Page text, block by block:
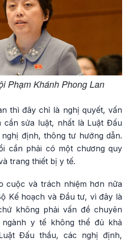
Phạm Khánh Phong Lan
thì đây chỉ là nghị quyết, vấn
sửa luật, nhất là Luật Đấu
định, thông tư hướng dẫn.
cần phải có một chương quy
trang thiết bị y tế.
cuộc và trách nhiệm hơn nữa
Kế hoạch và Đầu tư, vì đây là
không phải vấn đề chuyên
y tế không thể đủ khả
Đấu thầu, các nghị định,